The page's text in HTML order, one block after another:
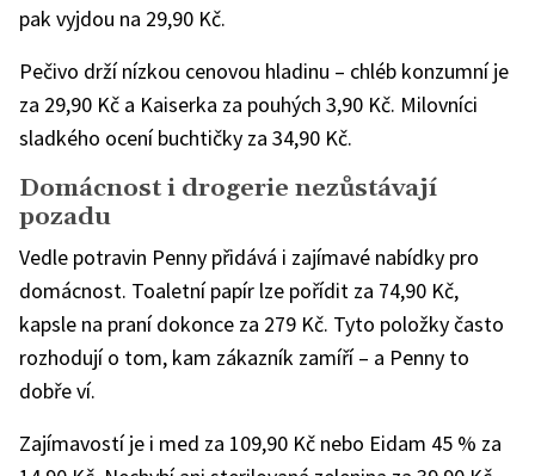
pak vyjdou na 29,90 Kč.
Pečivo drží nízkou cenovou hladinu – chléb konzumní je
za 29,90 Kč a Kaiserka za pouhých 3,90 Kč. Milovníci
sladkého ocení buchtičky za 34,90 Kč.
Domácnost i drogerie nezůstávají
pozadu
Vedle potravin Penny přidává i zajímavé nabídky pro
domácnost. Toaletní papír lze pořídit za 74,90 Kč,
kapsle na praní dokonce za 279 Kč. Tyto položky často
rozhodují o tom, kam zákazník zamíří – a Penny to
dobře ví.
Zajímavostí je i med za 109,90 Kč nebo Eidam 45 % za